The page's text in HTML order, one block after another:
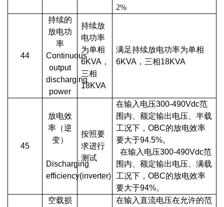
2%
44
持续的
放电功
率
Continuous
output
discharging
power
持续放
电功率
为单相
6KVA，
三相
18KVA
满足持续放电功率为单相
6KVA，三相18KVA
45
放电效
率（逆
变）
Discharging
efficiency(inverter)
按照要
求进行
测试
在输入电压300-490Vdc范
围内、额定输出电压、半载
工况下，OBC的放电效率
要大于94.5%。
在输入电压300-490Vdc范
围内、额定输出电压、满载
工况下，OBC的放电效率
要大于94%。
空载损
在输入直流电压在允许的范